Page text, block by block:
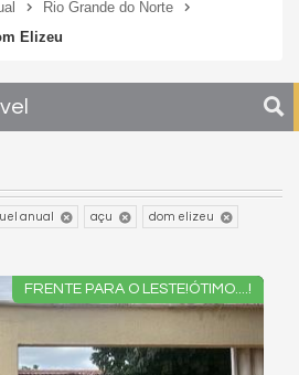
Rio Grande do Norte
Elizeu
anual açu dom elizeu
FRENTE PARA O LESTE!ÓTIMO....!